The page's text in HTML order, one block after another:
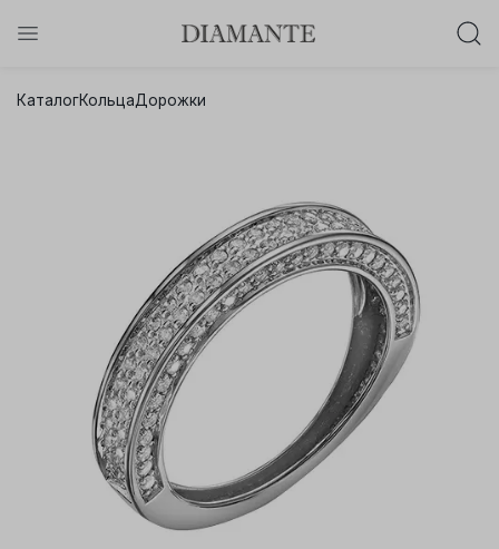
Осталось:
КаталогКольцаДорожки